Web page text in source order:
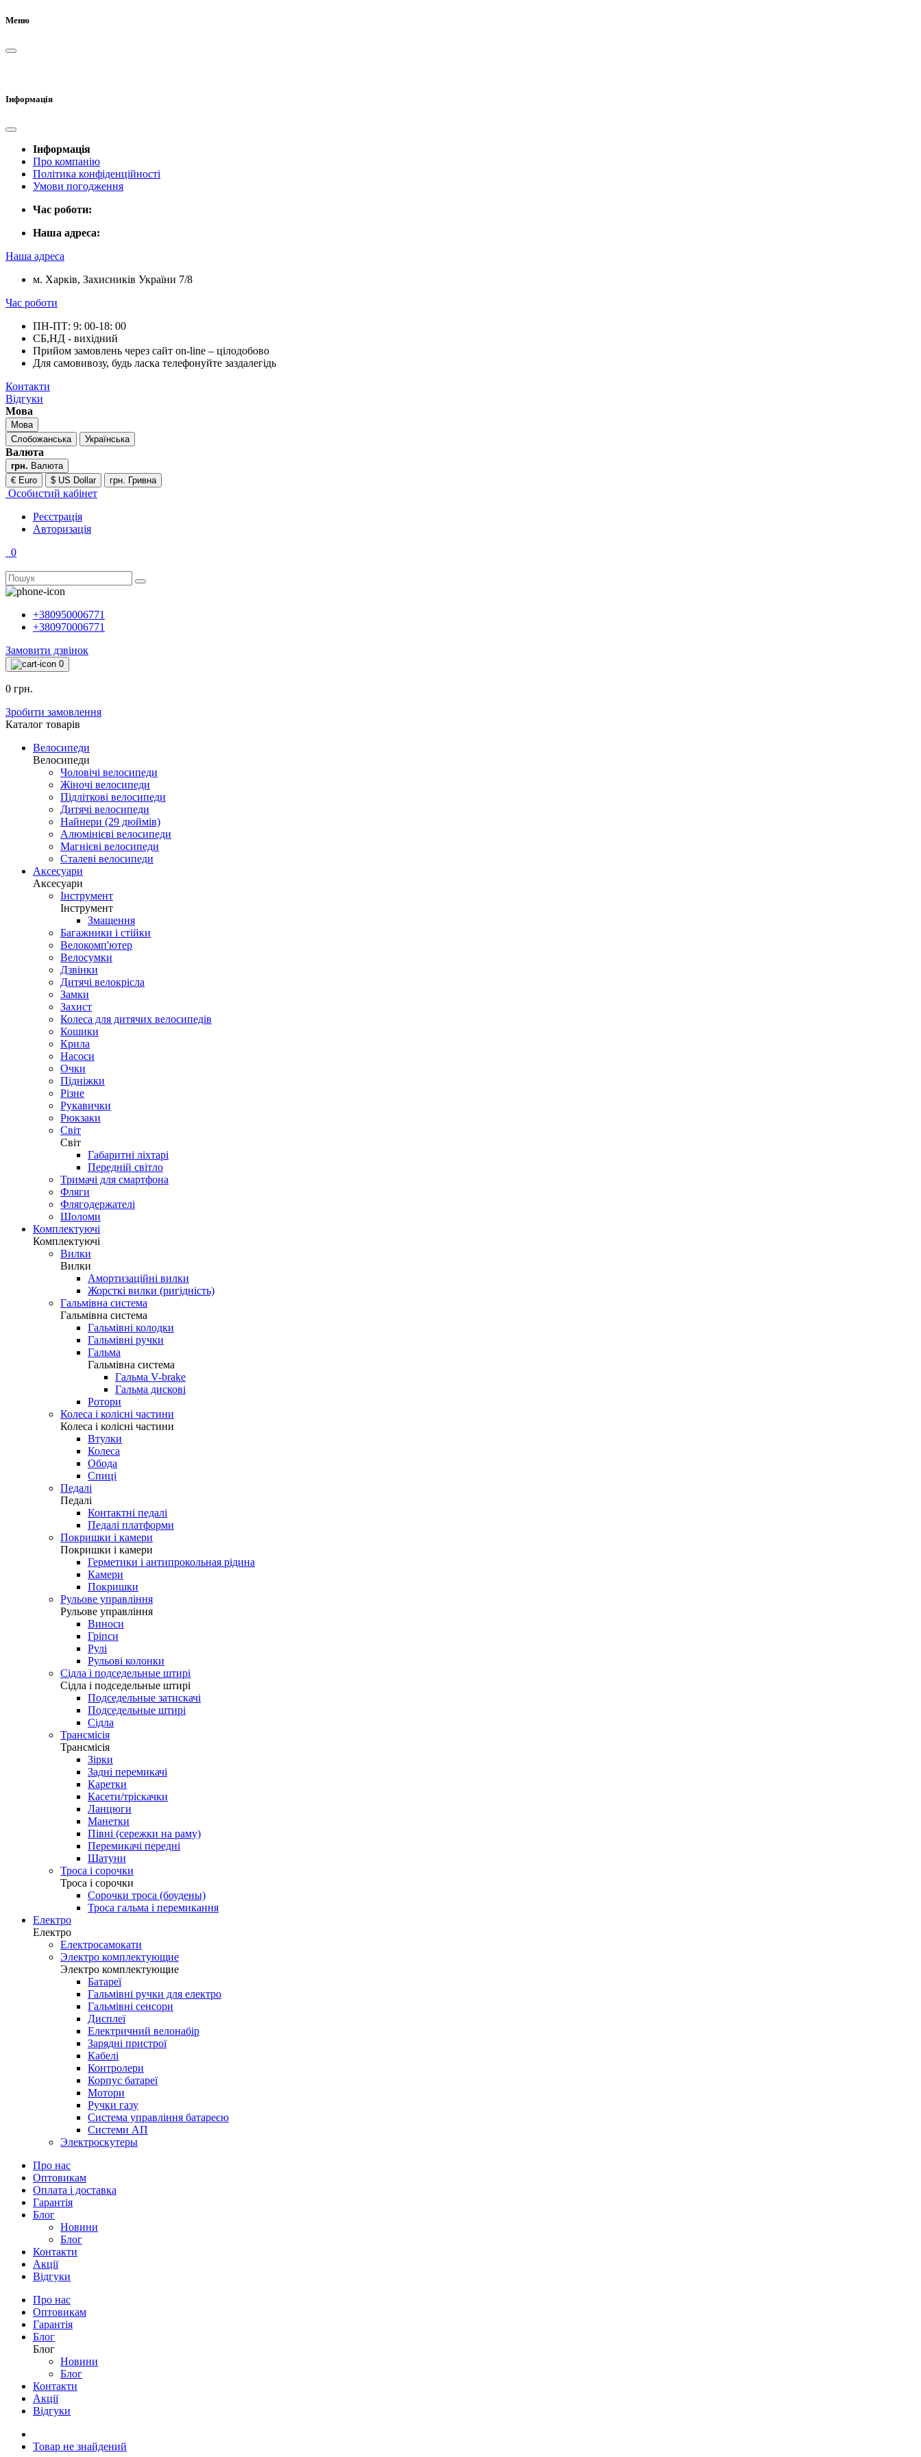
Меню
Інформація
Інформація
Про компанію
Політика конфіденційності
Умови погодження
Час роботи:
Наша адреса:
Наша адреса
м. Харків, Захисників України 7/8
Час роботи
ПН-ПТ: 9: 00-18: 00
СБ,НД - вихідний
Прийом замовлень через сайт on-line – цілодобово
Для самовивозу, будь ласка телефонуйте заздалегідь
Контакти
Відгуки
Мова
Мова
Слобожанська
Українська
Валюта
грн. Валюта
€ Euro
$ US Dollar грн. Гривна
Особистий кабінет
Реєстрація
Авторизація
0
+380950006771
+380970006771
Замовити дзвінок
0
Зробити замовлення
Каталог товарiв
Велосипеди
Велосипеди
Чоловічі велосипеди
Жіночі велосипеди
Підліткові велосипеди
Дитячі велосипеди
Найнери (29 дюймів)
Алюмінієві велосипеди
Магнієві велосипеди
Сталеві велосипеди
Аксесуари
Аксесуари
Інструмент
Інструмент
Змащення
Багажники і стійки
Велокомп'ютер
Велосумки
Дзвінки
Дитячі велокрісла
Замки
Захист
Колеса для дитячих велосипедів
Кошики
Крила
Насоси
Очки
Підніжки
Різне
Рукавички
Рюкзаки
Світ
Світ
Габаритні ліхтарі
Передній світло
Тримачі для смартфона
Фляги
Флягодержателі
Шоломи
Комплектуючі
Комплектуючі
Вилки
Вилки
Амортизаційні вилки
Жорсткі вилки (ригідність)
Гальмівна система
Гальмівна система
Гальмівні колодки
Гальмівні ручки
Гальма
Гальмівна система
Гальма V-brake
Ротори
Колеса і колісні частини
Колеса і колісні частини
Втулки
Колеса
Обода
Спиці
Педалі
Педалі
Контактні педалі
Педалі платформи
Покришки і камери
Покришки і камери
Герметики і антипрокольная рідина
Камери
Покришки
Рульове управління
Рульове управління
Виноси
Гріпси
Рулі
Рульові колонки
Сідла і подседельные штирі
Сідла і подседельные штирі
Подседельные затискачі
Подседельные штирі
Сідла
Трансмісія
Трансмісія
Зірки
Задні перемикачі
Каретки
Касети/тріскачки
Ланцюги
Перемикачі передні
Шатуни
Троса і сорочки
Троса і сорочки
Сорочки троса (боудены)
Троса гальма і перемикання
Електросамокати
Электро комплектующие
Электро комплектующие
Батареї
Гальмівні ручки для електро
Гальмівні сенсори
Дисплеї
Електричний велонабір
Зарядні пристрої
Мотори
Системи АП
Электроскутеры
Про нас
Оптовикам
Оплата і доставка
Гарантія
Блог
Новини
Контакти
Відгуки
Про нас
Оптовикам
Блог
Блог